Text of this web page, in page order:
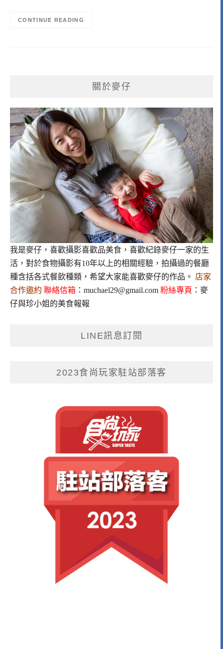
CONTINUE READING
關於麥仔
我是麥仔，喜歡攝影喜歡品美食，喜歡紀錄麥仔一家的生
活，對於食物攝影有10年以上的相關經驗，拍攝過的餐廳
種含括各式餐飲種類，希望大家能喜歡麥仔的作品。 店家
合作邀約 聯絡信箱 ： muchael29@gmail.com 粉絲專頁 ： 麥
仔與珍小姐的美食報報
LINE訊息訂閱
2023食尚玩家駐站部落客